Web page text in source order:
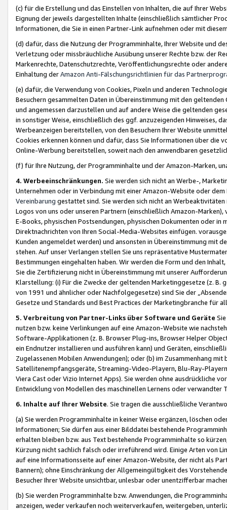
(c) für die Erstellung und das Einstellen von Inhalten, die auf Ihrer
Eignung der jeweils dargestellten Inhalte (einschließlich sämtlicher
Informationen, die Sie in einen Partner-Link aufnehmen oder mit
(d) dafür, dass die Nutzung der Programminhalte, Ihrer Website und
Verletzung oder missbräuchliche Ausübung unserer Rechte bzw. der
Markenrechte, Datenschutzrechte, Veröffentlichungsrechte oder
Einhaltung derAmazon Anti-Fälschungsrichtlinien für das
(e) dafür, die Verwendung von Cookies, Pixeln und anderen
Besuchern gesammelten Daten in Übereinstimmung mit den
und angemessen darzustellen und auf andere Weise die geltenden
in sonstiger Weise, einschließlich des ggf. anzuzeigenden Hinweises,
Werbeanzeigen bereitstellen, von den Besuchern Ihrer Website
Cookies erkennen können und dafür, dass Sie Informationen über die
Online-Werbung bereitstellen, soweit nach den anwendbaren
(f) für Ihre Nutzung, der Programminhalte und der Amazon-Marken,
4. Werbeeinschränkungen. Sie werden sich nicht an Werbe-,
Unternehmen oder in Verbindung mit einer Amazon-Website oder
Vereinbarung gestattet sind. Sie werden sich nicht an
Logos von uns oder unseren Partnern (einschließlich Amazon-
E-Books, physischen Postsendungen, physischen Dokumenten oder in
Direktnachrichten von Ihren Social-Media-Websites einfügen.
Kunden angemeldet werden) und ansonsten in Übereinstimmung mit
stehen. Auf unser Verlangen stellen Sie uns repräsentative
Bestimmungen eingehalten haben. Wir werden die Form und den
Sie die Zertifizierung nicht in Übereinstimmung mit unserer
Klarstellung: (i) Für die Zwecke der geltenden Marketinggesetze (z. B.
von 1991 und ähnlicher oder Nachfolgegesetze) sind Sie der
Gesetze und Standards und Best Practices der Marketingbranche für
5. Verbreitung von Partner-Links über Software und Geräte
nutzen bzw. keine Verlinkungen auf eine Amazon-Website wie
Software-Applikationen (z. B. Browser Plug-ins, Browser Helper
ein Endnutzer installieren und ausführen kann) und Geräten,
Zugelassenen Mobilen Anwendungen); oder (b) im Zusammenhang
Satellitenempfangsgeräte, Streaming-Video-Playern, Blu-Ray-
Viera Cast oder Vizio Internet Apps). Sie werden ohne ausdrückliche
Entwicklung von Modellen des maschinellen Lernens oder
6. Inhalte auf Ihrer Website. Sie tragen die ausschließliche
(a) Sie werden Programminhalte in keiner Weise ergänzen, löschen
Informationen; Sie dürfen aus einer Bilddatei bestehende
erhalten bleiben bzw. aus Text bestehende Programminhalte so
Kürzung nicht sachlich falsch oder irreführend wird. Einige Arten von
auf eine Informationsseite auf einer Amazon-Website, der nicht als
Bannern); ohne Einschränkung der Allgemeingültigkeit des
Besucher Ihrer Website unsichtbar, unlesbar oder unentzifferbar
(b) Sie werden Programminhalte bzw. Anwendungen, die
anzeigen, weder verkaufen noch weiterverkaufen, weitergeben,